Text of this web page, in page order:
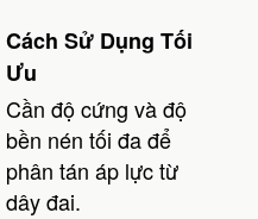
Cách Sử Dụng Tối
Ưu
Cần độ cứng và độ
bền nén tối đa để
phân tán áp lực từ
dây đai.